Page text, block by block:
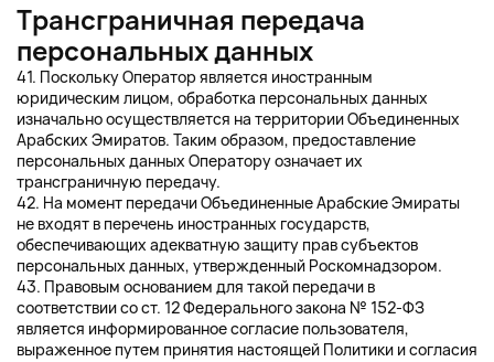
Трансграничная передача
персональных данных
41. Поскольку Оператор является иностранным
юридическим лицом, обработка персональных данных
изначально осуществляется на территории Объединенных
Арабских Эмиратов. Таким образом, предоставление
персональных данных Оператору означает их
трансграничную передачу.
42. На момент передачи Объединенные Арабские Эмираты
не входят в перечень иностранных государств,
обеспечивающих адекватную защиту прав субъектов
персональных данных, утвержденный Роскомнадзором.
43. Правовым основанием для такой передачи в
соответствии со ст. 12 Федерального закона № 152-ФЗ
является информированное согласие пользователя,
выраженное путем принятия настоящей Политики и согласия